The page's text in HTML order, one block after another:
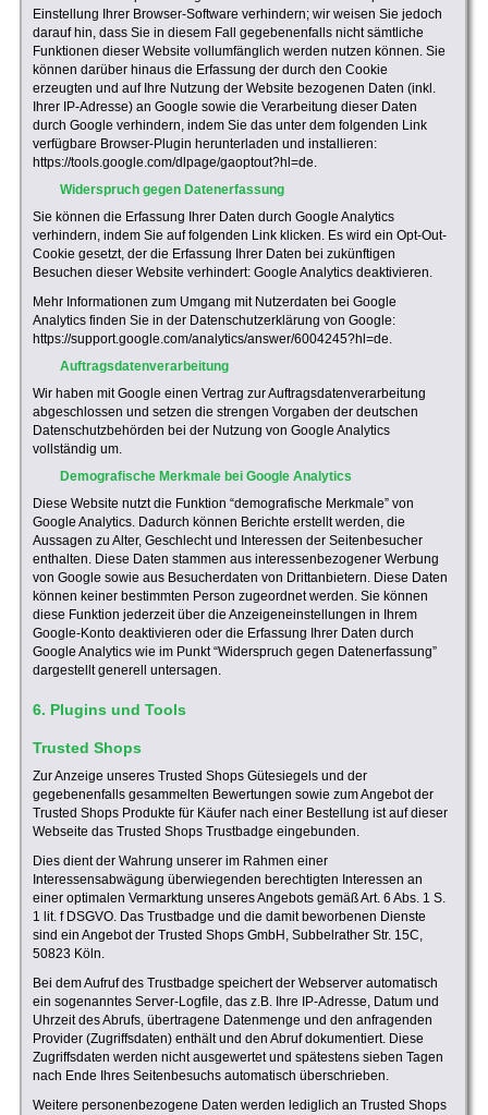
Einstellung Ihrer Browser-Software verhindern; wir weisen Sie jedoch
darauf hin, dass Sie in diesem Fall gegebenenfalls nicht sämtliche
Funktionen dieser Website vollumfänglich werden nutzen können. Sie
können darüber hinaus die Erfassung der durch den Cookie
erzeugten und auf Ihre Nutzung der Website bezogenen Daten (inkl.
Ihrer IP-Adresse) an Google sowie die Verarbeitung dieser Daten
durch Google verhindern, indem Sie das unter dem folgenden Link
verfügbare Browser-Plugin herunterladen und installieren:
https://tools.google.com/dlpage/gaoptout?hl=de.
Widerspruch gegen Datenerfassung
Sie können die Erfassung Ihrer Daten durch Google Analytics
verhindern, indem Sie auf folgenden Link klicken. Es wird ein Opt-Out-
Cookie gesetzt, der die Erfassung Ihrer Daten bei zukünftigen
Besuchen dieser Website verhindert: Google Analytics deaktivieren.
Mehr Informationen zum Umgang mit Nutzerdaten bei Google
Analytics finden Sie in der Datenschutzerklärung von Google:
https://support.google.com/analytics/answer/6004245?hl=de.
Auftragsdatenverarbeitung
Wir haben mit Google einen Vertrag zur Auftragsdatenverarbeitung
abgeschlossen und setzen die strengen Vorgaben der deutschen
Datenschutzbehörden bei der Nutzung von Google Analytics
vollständig um.
Demografische Merkmale bei Google Analytics
Diese Website nutzt die Funktion “demografische Merkmale” von
Google Analytics. Dadurch können Berichte erstellt werden, die
Aussagen zu Alter, Geschlecht und Interessen der Seitenbesucher
enthalten. Diese Daten stammen aus interessenbezogener Werbung
von Google sowie aus Besucherdaten von Drittanbietern. Diese Daten
können keiner bestimmten Person zugeordnet werden. Sie können
diese Funktion jederzeit über die Anzeigeneinstellungen in Ihrem
Google-Konto deaktivieren oder die Erfassung Ihrer Daten durch
Google Analytics wie im Punkt “Widerspruch gegen Datenerfassung”
dargestellt generell untersagen.
6. Plugins und Tools
Trusted Shops
Zur Anzeige unseres Trusted Shops Gütesiegels und der
gegebenenfalls gesammelten Bewertungen sowie zum Angebot der
Trusted Shops Produkte für Käufer nach einer Bestellung ist auf dieser
Webseite das Trusted Shops Trustbadge eingebunden.
Dies dient der Wahrung unserer im Rahmen einer
Interessensabwägung überwiegenden berechtigten Interessen an
einer optimalen Vermarktung unseres Angebots gemäß Art. 6 Abs. 1 S.
1 lit. f DSGVO. Das Trustbadge und die damit beworbenen Dienste
sind ein Angebot der Trusted Shops GmbH, Subbelrather Str. 15C,
50823 Köln.
Bei dem Aufruf des Trustbadge speichert der Webserver automatisch
ein sogenanntes Server-Logfile, das z.B. Ihre IP-Adresse, Datum und
Uhrzeit des Abrufs, übertragene Datenmenge und den anfragenden
Provider (Zugriffsdaten) enthält und den Abruf dokumentiert. Diese
Zugriffsdaten werden nicht ausgewertet und spätestens sieben Tagen
nach Ende Ihres Seitenbesuchs automatisch überschrieben.
Weitere personenbezogene Daten werden lediglich an Trusted Shops